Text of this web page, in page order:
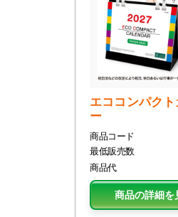
エココンパク
ー
商品コード
最低販売数
商品代
商品の詳細を